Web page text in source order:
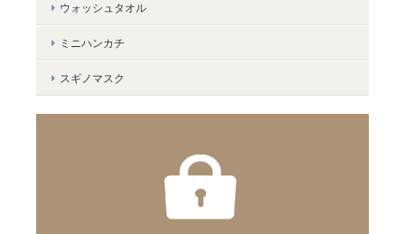
＜LifE＞バスタオル
ウォッシュタオル
ミニハンカチ
スギノマスク